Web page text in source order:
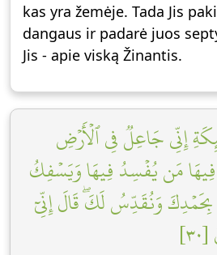
kas yra žemėje. Tada Jis
dangaus ir padarė juos
Jis - apie viską Žinantis.
إِنِّي جَاعِلٞ فِي ٱلۡأَرۡضِ
فِيهَا مَن يُفۡسِدُ فِيهَا وَيَسۡفِكُ
وَنُقَدِّسُ لَكَۖ قَالَ إِنِّيٓ